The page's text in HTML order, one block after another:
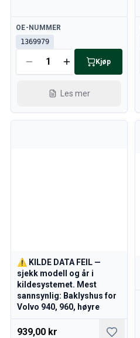
Tilgjengelig
OE-NUMMER
1369979
Kjøp
Les mer
⚠️ KILDE DATA FEIL —
sjekk modell og år i
kildesystemet. Mest
sannsynlig: Baklyshus for
Volvo 940, 960, høyre
939,00 kr